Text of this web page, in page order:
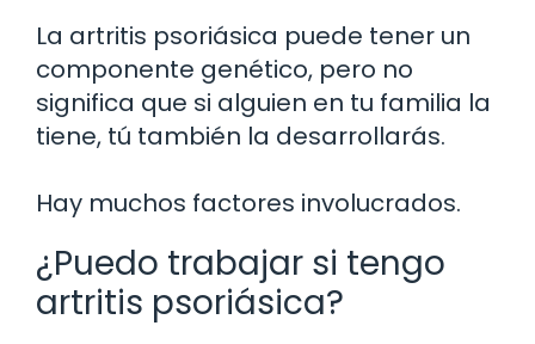
La artritis psoriásica puede tener un
componente genético, pero no
significa que si alguien en tu familia la
tiene, tú también la desarrollarás.
Hay muchos factores involucrados.
¿Puedo trabajar si tengo
artritis psoriásica?